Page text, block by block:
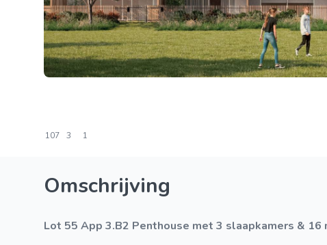
107 3 1
Omschrijving
Lot 55 App 3.B2 Penthouse met 3 slaapkamers & 16